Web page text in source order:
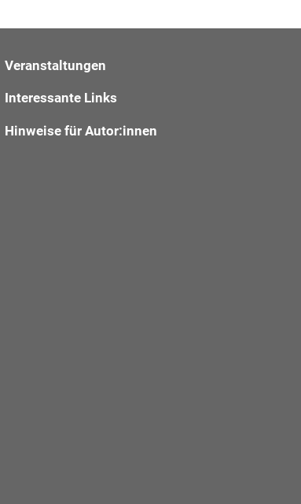
Veranstaltungen
Interessante Links
Hinweise für Autor:innen